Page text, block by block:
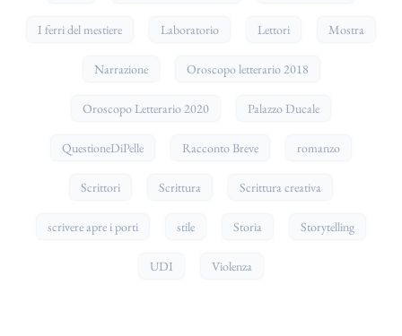
I ferri del mestiere Laboratorio Lettori Mostra
Narrazione Oroscopo letterario 2018
Oroscopo Letterario 2020 Palazzo Ducale
QuestioneDiPelle Racconto Breve romanzo
Scrittori Scrittura Scrittura creativa
scrivere apre i porti stile Storia Storytelling
UDI Violenza